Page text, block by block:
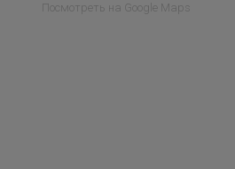
Посмотреть на Google Maps